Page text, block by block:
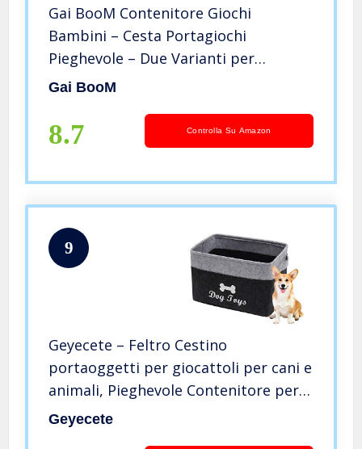
Gai BooM Contenitore Giochi
Bambini – Cesta Portagiochi
Pieghevole – Due Varianti per
Ordinare Cameretta e Riporre Giochi
Gai BooM
8.7 Controlla Su Amazon
9
Geyecete – Feltro Cestino
portaoggetti per giocattoli per cani e
animali, Pieghevole Contenitore per
giocattoli e coperte per cani-38 x 27 x
Geyecete